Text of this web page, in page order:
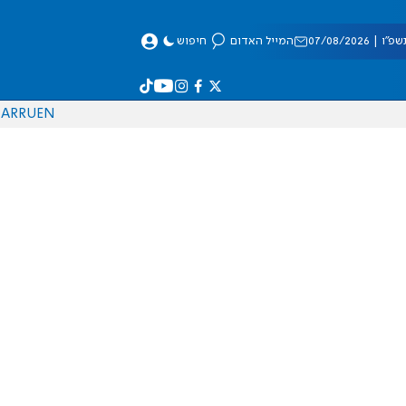
08/2026 המייל האדום חיפוש
EN
RU
AR